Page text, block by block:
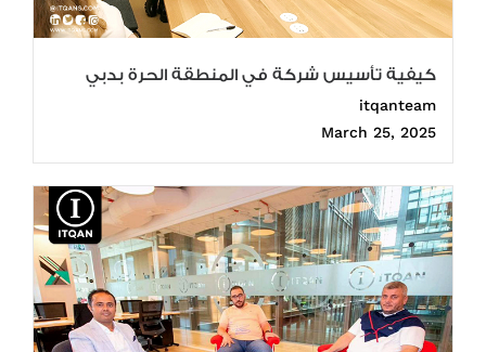
كيفية تأسيس شركة في المنطقة الحرة بدبي
itqanteam
March 25, 2025